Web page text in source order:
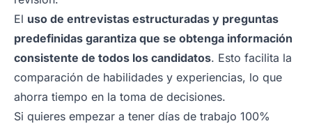
El uso de entrevistas estructuradas y preguntas
predefinidas garantiza que se obtenga información
consistente de todos los candidatos. Esto facilita la
comparación de habilidades y experiencias, lo que
ahorra tiempo en la toma de decisiones.
Si quieres empezar a tener días de trabajo 100%